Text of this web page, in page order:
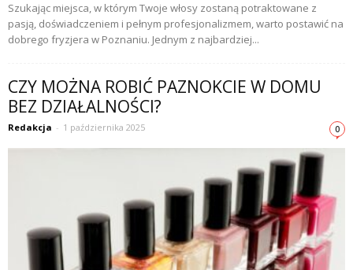
Szukając miejsca, w którym Twoje włosy zostaną potraktowane z
pasją, doświadczeniem i pełnym profesjonalizmem, warto postawić na
dobrego fryzjera w Poznaniu. Jednym z najbardziej...
CZY MOŻNA ROBIĆ PAZNOKCIE W DOMU
BEZ DZIAŁALNOŚCI?
Redakcja - 1 października 2025 0